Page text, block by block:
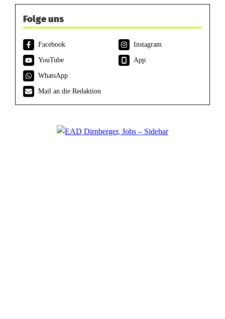
Folge uns
Facebook
Instagram
YouTube
App
WhatsApp
Mail an die Redaktion